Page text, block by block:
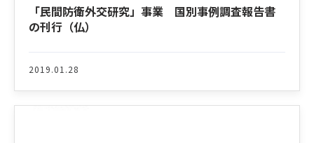
「民間防衛外交研究」事業 国別事例調査報告書
の刊行（仏）
2019.01.28